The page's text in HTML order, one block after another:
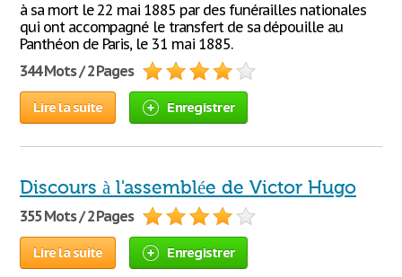
à sa mort le 22 mai 1885 par des funérailles nationales
qui ont accompagné le transfert de sa dépouille au
Panthéon de Paris, le 31 mai 1885.
344 Mots / 2 Pages
Lire la suite Enregistrer
Discours à l'assemblée de Victor Hugo
355 Mots / 2 Pages
Lire la suite Enregistrer